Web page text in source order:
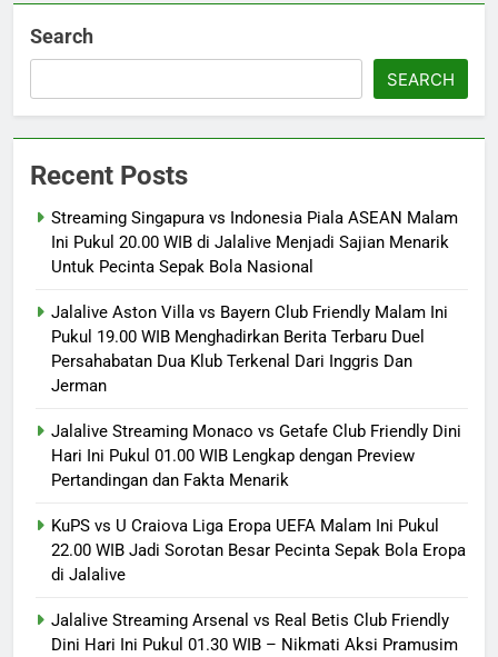
Search
SEARCH
Recent Posts
Streaming Singapura vs Indonesia Piala ASEAN Malam
Ini Pukul 20.00 WIB di Jalalive Menjadi Sajian Menarik
Untuk Pecinta Sepak Bola Nasional
Jalalive Aston Villa vs Bayern Club Friendly Malam Ini
Pukul 19.00 WIB Menghadirkan Berita Terbaru Duel
Persahabatan Dua Klub Terkenal Dari Inggris Dan
Jerman
Jalalive Streaming Monaco vs Getafe Club Friendly Dini
Hari Ini Pukul 01.00 WIB Lengkap dengan Preview
Pertandingan dan Fakta Menarik
KuPS vs U Craiova Liga Eropa UEFA Malam Ini Pukul
22.00 WIB Jadi Sorotan Besar Pecinta Sepak Bola Eropa
di Jalalive
Jalalive Streaming Arsenal vs Real Betis Club Friendly
Dini Hari Ini Pukul 01.30 WIB – Nikmati Aksi Pramusim